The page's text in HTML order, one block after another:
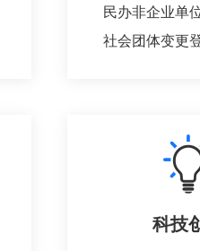
民办非企业单
社会团体变更
科技